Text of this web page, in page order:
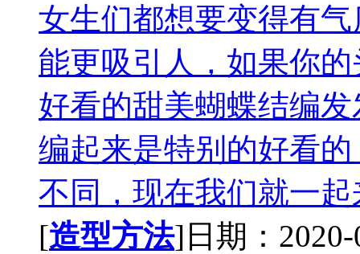
女生们都想要变得有
能更吸引人，如果你
好看的甜美蝴蝶结编
编起来是特别的好看
不同，现在我们就一起
[造型方法]日期：2020-